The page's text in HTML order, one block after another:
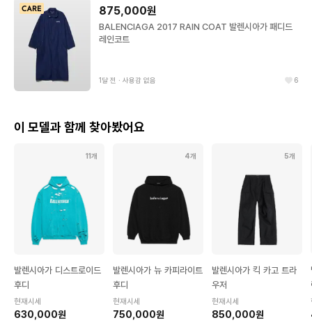
875,000원
BALENCIAGA 2017 RAIN COAT 발렌시아가 패디드
레인코트
1달 전 ∙ 사용감 없음 6
이 모델과 함께 찾아봤어요
11개
발렌시아가 디스트로이드
후디
현재시세
630,000원
4개
발렌시아가 뉴 카피라이트
후디
현재시세
750,000원
5개
발렌시아가 킥 카고 트라
우저
현재시세
850,000원